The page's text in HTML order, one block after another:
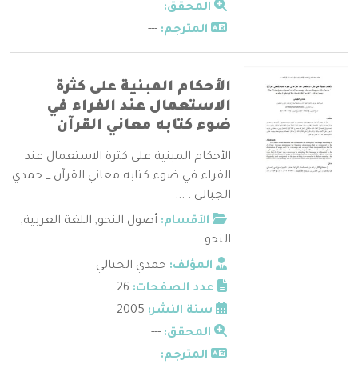
المحقق: ---
المترجم: ---
الأحكام المبنية على كثرة
الاستعمال عند الفراء في
ضوء كتابه معاني القرآن
الأحكام المبنية على كثرة الاستعمال عند
الفراء في ضوء كتابه معاني القرآن _ حمدي
الجبالي . ...
الأقسام: أصول النحو, اللغة العربية,
النحو
المؤلف: حمدي الجبالي
عدد الصفحات:
سنة النشر:
المحقق: ---
المترجم: ---